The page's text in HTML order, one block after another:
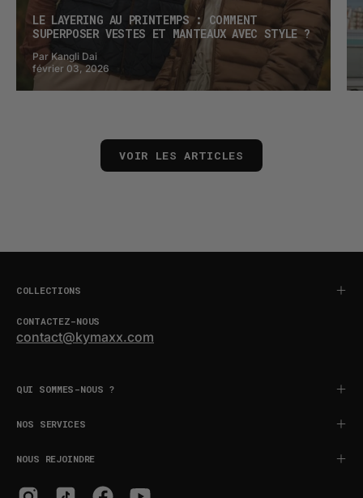
LE LAYERING AU PRINTEMPS : COMMENT
SUPERPOSER VESTES ET MANTEAUX AVEC STYLE ?
Par Kangli Dai
février 03, 2026
VOIR LES ARTICLES
COLLECTIONS
CONTACTEZ-NOUS
contact@kymaxx.com
QUI SOMMES-NOUS ?
NOS SERVICES
NOUS REJOINDRE